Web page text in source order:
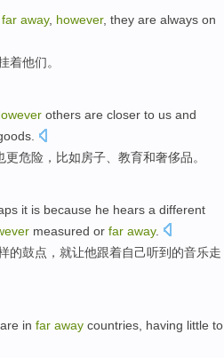
far away, however, they are always on
着他们。
others are closer to us and
更危险 ， 比如房子 教育和奢侈品。
it is because he hears a different
measured or far away.
的鼓点， 就让他跟着自己听到的音乐走
are in far away countries, having little to